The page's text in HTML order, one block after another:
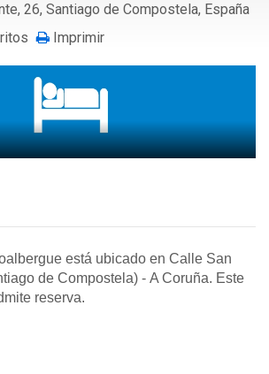
26, Santiago de Compostela, España
Imprimir
está ubicado en Calle San
de Compostela) - A Coruña. Este
reserva.